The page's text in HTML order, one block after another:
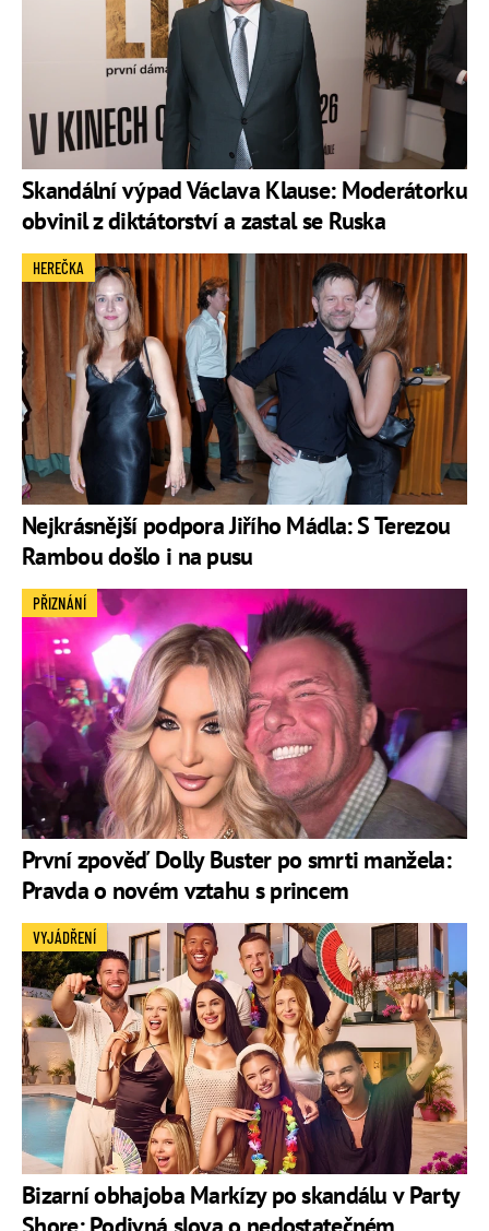
Skandální výpad Václava Klause: Moderátorku
obvinil z diktátorství a zastal se Ruska
Nejkrásnější podpora Jiřího Mádla: S Terezou
Rambou došlo i na pusu
HEREČKA
První zpověď Dolly Buster po smrti manžela:
Pravda o novém vztahu s princem
PŘIZNÁNÍ
Bizarní obhajoba Markízy po skandálu v Party
VYJÁDŘENÍ